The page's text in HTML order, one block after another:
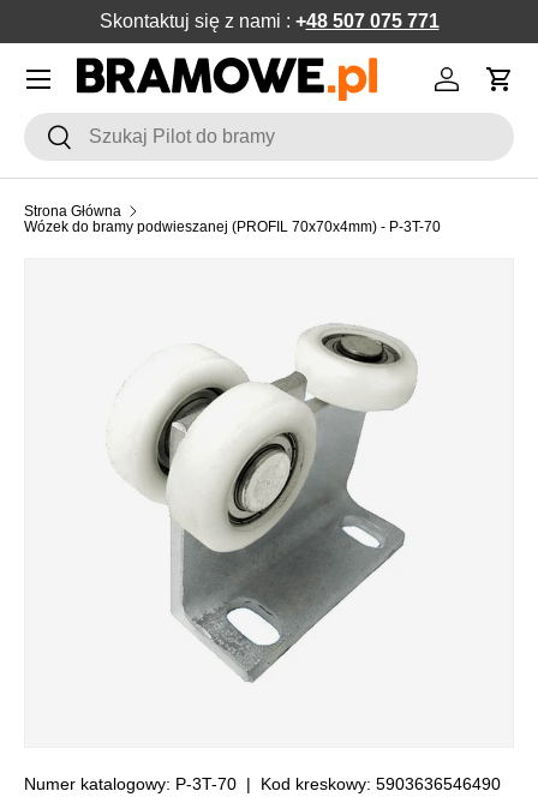
POMIŃ DO ZAWARTOŚCI
Skontaktuj się z nami : +48 507 075 771
SzukajSzukaj
Zaloguj
Menu
Strona Główna
Wózek do bramy podwieszanej (PROFIL 70x70x4mm) - P-3T-70
Numer katalogowy: P-3T-70 | Kod kreskowy: 5903636546490